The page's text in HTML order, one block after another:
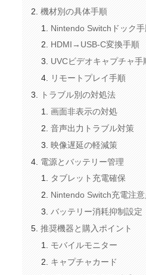
機材別の具体手順
Nintendo Switchドック
HDMI→USB-C変換手順
UVCビデオキャプチャ手
リモートプレイ手順
トラブル別の対処法
画面非表示の対処
音声出力トラブル対策
映像遅延の軽減策
電源とバッテリー管理
タブレット充電確保
Nintendo Switch充電注意
バッテリー消耗抑制設定
推奨機器と購入ポイント
モバイルモニター
キャプチャカード